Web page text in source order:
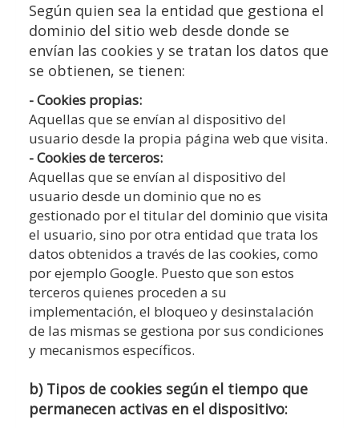
Según quien sea la entidad que gestiona el
dominio del sitio web desde donde se
envían las cookies y se tratan los datos que
se obtienen, se tienen:
- Cookies propias:
Aquellas que se envían al dispositivo del
usuario desde la propia página web que visita.
- Cookies de terceros:
Aquellas que se envían al dispositivo del
usuario desde un dominio que no es
gestionado por el titular del dominio que visita
el usuario, sino por otra entidad que trata los
datos obtenidos a través de las cookies, como
por ejemplo Google. Puesto que son estos
terceros quienes proceden a su
implementación, el bloqueo y desinstalación
de las mismas se gestiona por sus condiciones
y mecanismos específicos.
b) Tipos de cookies según el tiempo que
permanecen activas en el dispositivo: